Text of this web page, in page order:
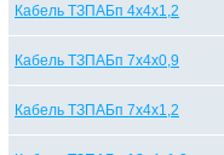
Кабель ТЗПАБп 4х4х1,2
Кабель ТЗПАБп 7х4х0,9
Кабель ТЗПАБп 7х4х1,2